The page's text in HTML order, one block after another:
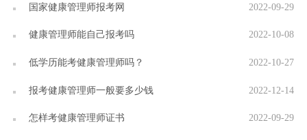
国家健康管理师报考网 2022-09-29
健康管理师能自己报考吗 2022-10-08
低学历能考健康管理师吗？ 2022-10-27
报考健康管理师一般要多少钱 2022-12-14
怎样考健康管理师证书 2022-09-29